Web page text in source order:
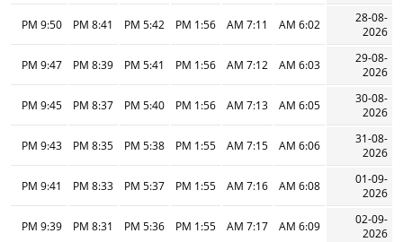
28-08-
2026
6:02 AM
7:11 AM
1:56 PM
5:42 PM
8:41 PM
9:50 PM
29-08-
2026
6:03 AM
7:12 AM
1:56 PM
5:41 PM
8:39 PM
9:47 PM
30-08-
2026
6:05 AM
7:13 AM
1:56 PM
5:40 PM
8:37 PM
9:45 PM
31-08-
2026
6:06 AM
7:15 AM
1:55 PM
5:38 PM
8:35 PM
9:43 PM
01-09-
2026
6:08 AM
7:16 AM
1:55 PM
5:37 PM
8:33 PM
9:41 PM
02-09-
2026
6:09 AM
7:17 AM
1:55 PM
5:36 PM
8:31 PM
9:39 PM